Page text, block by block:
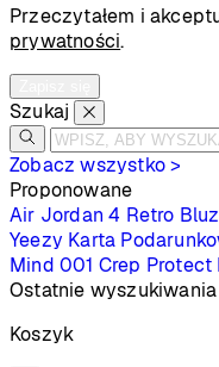
Przeczytałem i
prywatności.
Szukaj
Zobacz wszystko >
Proponowane
Air Jordan 4 Retro
Yeezy Karta
Mind 001 Crep Protect
Ostatnie wyszukiwania
Koszyk